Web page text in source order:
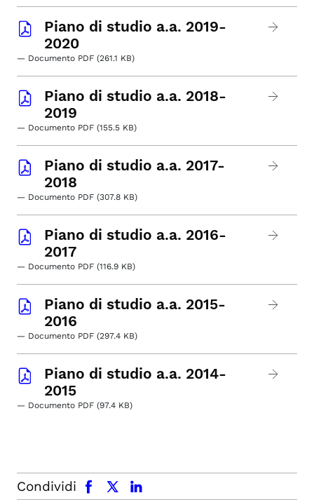
Piano di studio a.a. 2019-
2020
— Documento PDF (261.1 KB)
Piano di studio a.a. 2018-
2019
— Documento PDF (155.5 KB)
Piano di studio a.a. 2017-
2018
— Documento PDF (307.8 KB)
Piano di studio a.a. 2016-
2017
— Documento PDF (116.9 KB)
Piano di studio a.a. 2015-
2016
— Documento PDF (297.4 KB)
Piano di studio a.a. 2014-
2015
— Documento PDF (97.4 KB)
Condividi
facebook x.com linkedin